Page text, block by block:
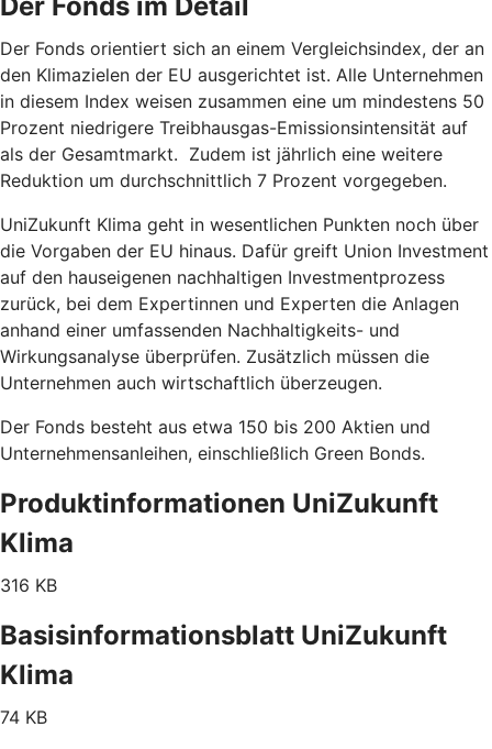
Der Fonds orientiert sich an einem Vergleichsindex, der an
den Klimazielen der EU ausgerichtet ist. Alle Unternehmen
in diesem Index weisen zusammen eine um mindestens 50
Prozent niedrigere Treibhausgas-Emissionsintensität auf
als der Gesamtmarkt. Zudem ist jährlich eine weitere
Reduktion um durchschnittlich 7 Prozent vorgegeben.
UniZukunft Klima geht in wesentlichen Punkten noch über
die Vorgaben der EU hinaus. Dafür greift Union Investment
auf den hauseigenen nachhaltigen Investmentprozess
zurück, bei dem Expertinnen und Experten die Anlagen
anhand einer umfassenden Nachhaltigkeits- und
Wirkungsanalyse überprüfen. Zusätzlich müssen die
Unternehmen auch wirtschaftlich überzeugen.
Der Fonds besteht aus etwa 150 bis 200 Aktien und
Unternehmensanleihen, einschließlich Green Bonds.
Produktinformationen UniZukunft
Klima
316 KB
Basisinformationsblatt UniZukunft
Klima
74 KB